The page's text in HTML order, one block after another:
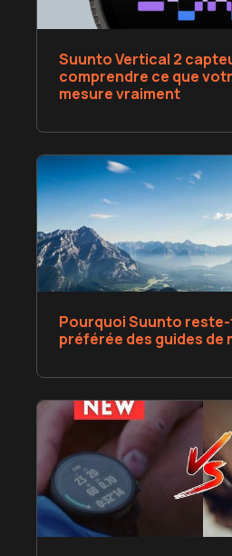
Suunto Vertical 2
comprendre ce que
mesure vraiment
Pourquoi Suunto
préférée des guides de